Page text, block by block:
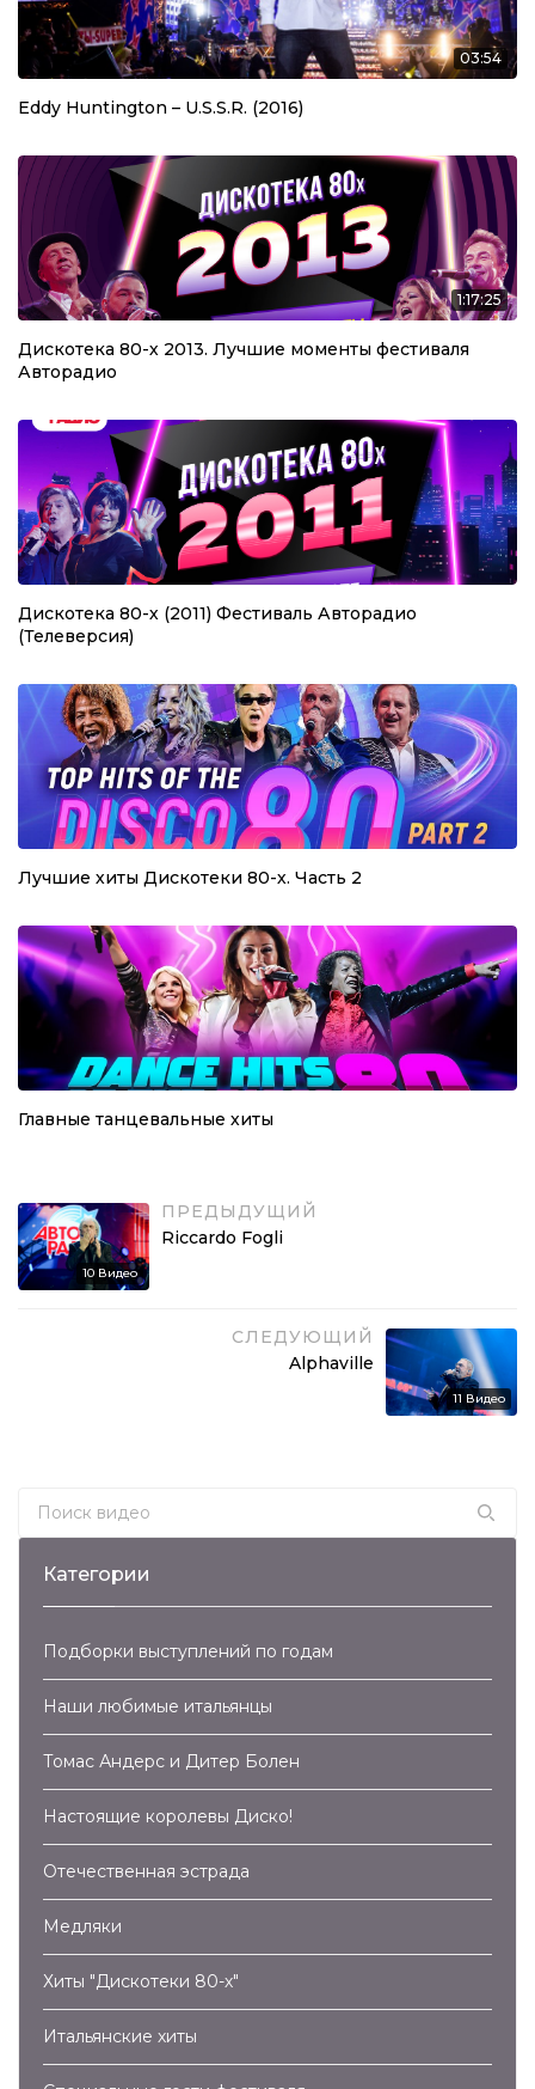
03:54
Eddy Huntington – U.S.S.R. (2016)
1:17:25
Дискотека 80-х 2013. Лучшие моменты фестиваля
Авторадио
Дискотека 80-х (2011) Фестиваль Авторадио
(Телеверсия)
Лучшие хиты Дискотеки 80-х. Часть 2
Главные танцевальные хиты
10 Видео
ПРЕДЫДУЩИЙ
Riсcardo Fogli
СЛЕДУЮЩИЙ
Alphaville
11 Видео
Search for:
Категории
Подборки выступлений по годам
Наши любимые итальянцы
Томас Андерс и Дитер Болен
Настоящие королевы Диско!
Отечественная эстрада
Медляки
Хиты "Дискотеки 80-х"
Итальянские хиты